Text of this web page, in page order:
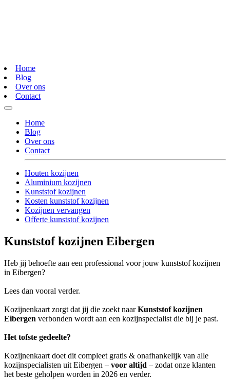
Home
Blog
Over ons
Contact
Home
Blog
Over ons
Contact
Houten kozijnen
Aluminium kozijnen
Kunststof kozijnen
Kosten kunststof kozijnen
Kozijnen vervangen
Offerte kunststof kozijnen
Kunststof kozijnen Eibergen
Heb jij behoefte aan een professional voor jouw kunststof kozijnen
in Eibergen?
Lees dan vooral verder.
Kozijnenkaart zorgt dat jij die zoekt naarKunststof kozijnen
Eibergen verbonden wordt aan een kozijnspecialist die bij je past.
Het tofste gedeelte?
Kozijnenkaart doet dit compleet gratis & onafhankelijk van alle
kozijnspecialisten uit Eibergen – voor altijd – zodat onze klanten
het beste geholpen worden in 2026 en verder.